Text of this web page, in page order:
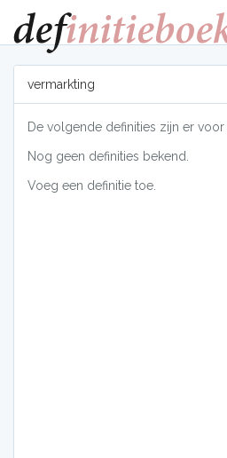
vermarkting
De volgende definities zijn er
Nog geen definities bekend.
Voeg een definitie toe.